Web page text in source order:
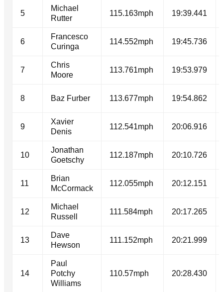
5
Michael
Rutter
115.163mph 19:39.441
6
Francesco
Curinga
114.552mph 19:45.736
7
Chris
Moore
113.761mph 19:53.979
8 Baz Furber 113.677mph 19:54.862
9
Xavier
Denis
112.541mph 20:06.916
10
Jonathan
Goetschy
112.187mph 20:10.726
11
Brian
McCormack
112.055mph 20:12.151
12
Michael
Russell
111.584mph 20:17.265
13
Dave
Hewson
111.152mph 20:21.999
14
Paul
Potchy
Williams
110.57mph 20:28.430